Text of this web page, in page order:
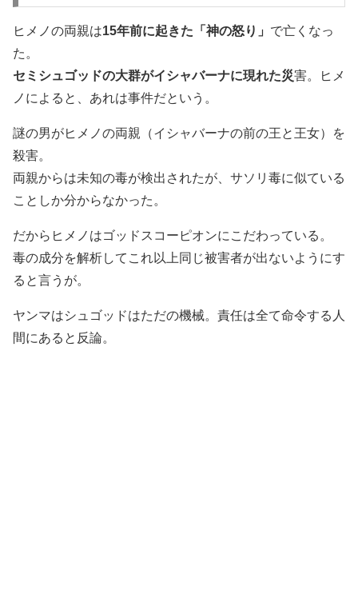
ヒメノの両親は15年前に起きた「神の怒り」 で亡くなっ
た。
セミシュゴッドの大群がイシャバーナに現れた災害。ヒメ
ノによると、あれは事件だという。
謎の男がヒメノの両親（イシャバーナの前の王と王女）を
殺害。
両親からは未知の毒が検出されたが、サソリ毒に似ている
ことしか分からなかった。
だからヒメノはゴッドスコーピオンにこだわっている。
毒の成分を解析してこれ以上同じ被害者が出ないようにす
ると言うが。
ヤンマはシュゴッドはただの機械。責任は全て命令する人
間にあると反論。